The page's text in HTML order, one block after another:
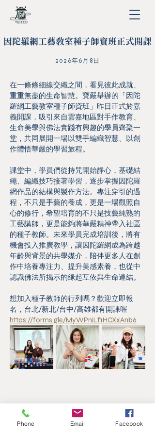
因陀羅網工藝教室種子師資班正式開課
2026年6月8日
在一條條細線交織之間，看見彼此成就、
重重無盡的生命智慧。寶嚴舉辦的「因陀
羅網工藝教室種子師資班」昨日正式於嘉
義開課，吸引來自雲嘉地區對手作教育、
生命美學與佛法實踐有興趣的學員齊聚一
堂，共同展開一場以雙手編織智慧、以創
作體悟華嚴的學習旅程。
課堂中，學員們從持咒開始靜心，基礎結
繩、編織技巧接著學習，逐步掌握因陀羅
網作品的結構與製作方法。專注穿引的過
程，不只是手藝的養成，更是一場觀照自
心的修行，希望培育的不只是技藝純熟的
工藝講師，更是能夠將華嚴精神帶入社區
的種子教師。未來學員完成培訓後，將有
機會投入推廣教學，讓因陀羅網成為跨越
年齡與背景的共學媒介，陪伴更多人在創
作中培養專注力、提升美感素養，也從中
認識佛法所揭示的緣起互依與生命連結。
想加入種子教師的行列嗎？歡迎立即報
名，台北/新北/台中/高雄都有開課喔
https://forms.gle/MyWPniLf1HCXxAnb6
Phone Email Facebook